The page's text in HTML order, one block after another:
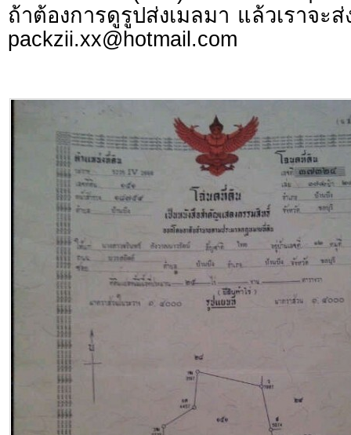
ถ้าต้องการดูรูปส่งเมลมา แล้วเราจะ
packzii.xx@hotmail.com